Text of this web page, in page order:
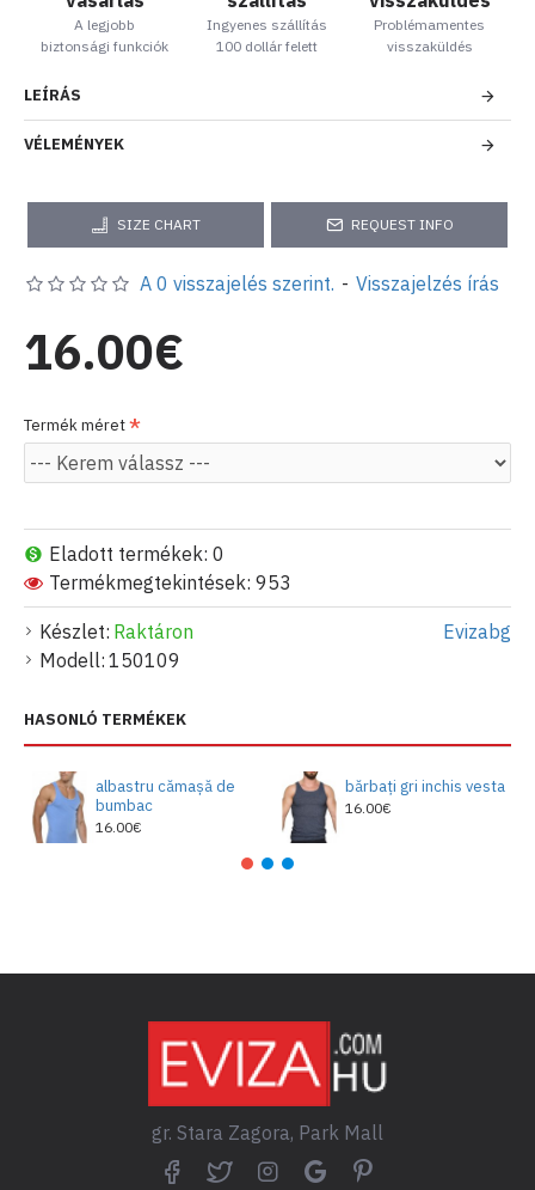
A legjobb
biztonsági funkciók
Ingyenes szállítás
100 dollár felett
Problémamentes
visszaküldés
LEÍRÁS
VÉLEMÉNYEK
SIZE CHART REQUEST INFO
Készlet: Raktáron
Modell: 150109
Evizabg
Eladott termékek: 0
Termékmegtekintések: 953
A 0 visszajelés szerint. - Visszajelzés írás
16.00€
Termék méret
HASONLÓ TERMÉKEK
albastru cămașă de
bumbac
16.00€
bărbați gri inchis vesta
16.00€
gr. Stara Zagora, Park Mall